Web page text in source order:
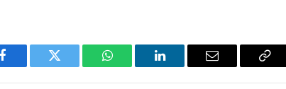
Facebook Twitter WhatsAppLinkedIn Email